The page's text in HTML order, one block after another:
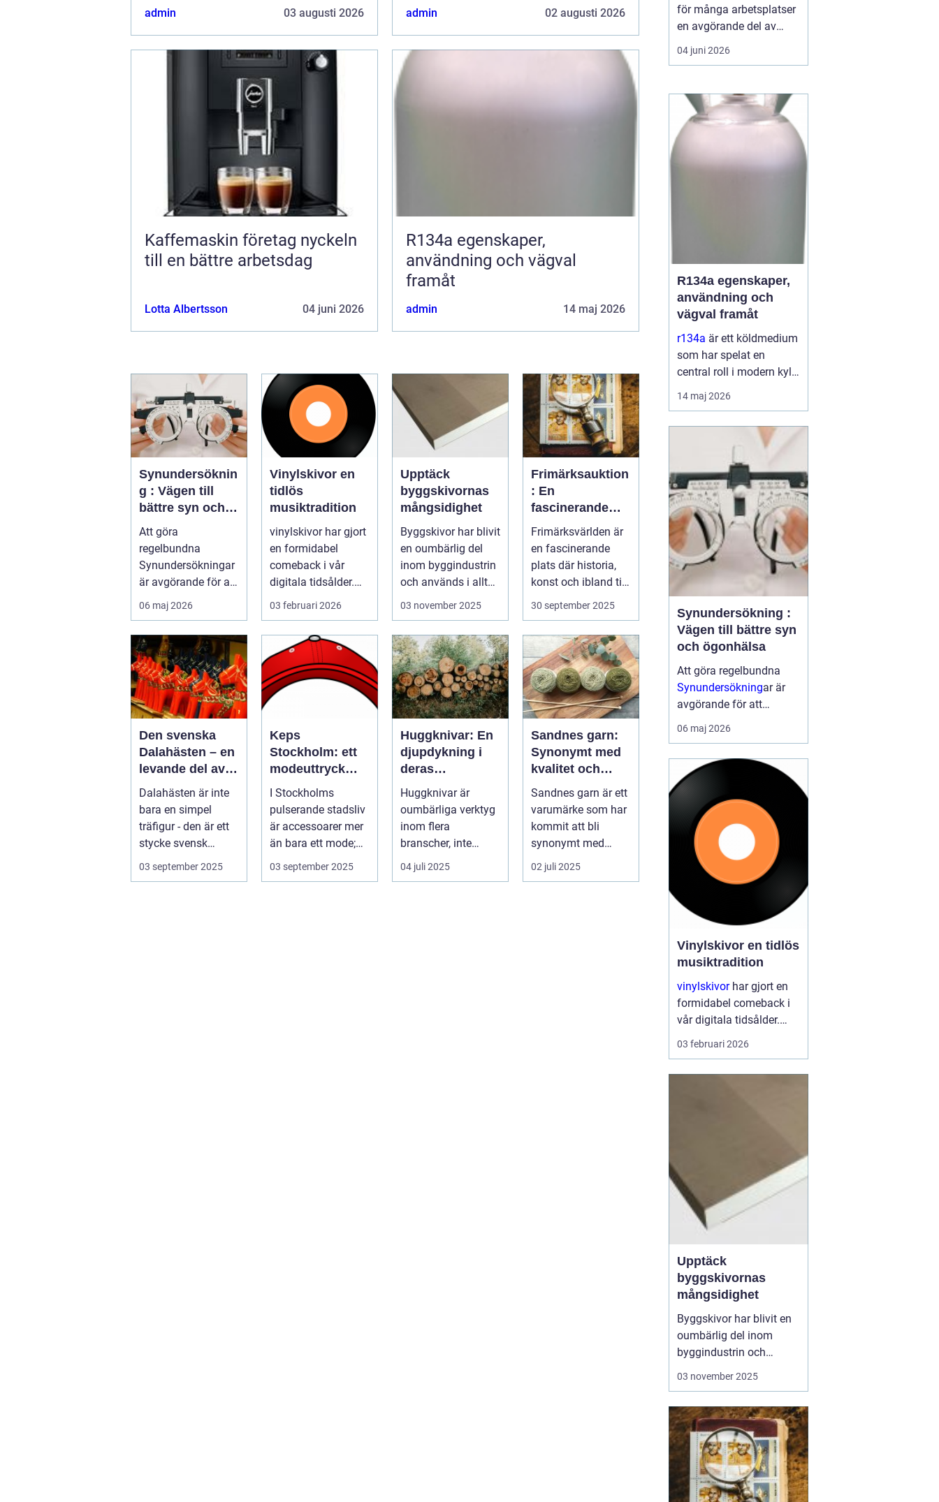
admin 03 augusti 2026 admin 02 augusti 2026
Kaffemaskin företag nyckeln
till en bättre arbetsdag
Lotta Albertsson 04 juni 2026
R134a egenskaper,
användning och vägval
framåt
admin 14 maj 2026
Synundersöknin
g : Vägen till
bättre syn och
ögonhälsa
Att göra
regelbundna
Synundersökningar
är avgörande för att
upptäcka s...
06 maj 2026
Vinylskivor en
tidlös
musiktradition
vinylskivor har gjort
en formidabel
comeback i vår
digitala tidsålder.
Trots att
m...
03 februari 2026
Upptäck
byggskivornas
mångsidighet
Byggskivor har blivit
en oumbärlig del
inom byggindustrin
och används i allt
från bo...
03 november 2025
Frimärksauktion
: En
fascinerande
värld av historia
och samlande
Frimärksvärlden är
en fascinerande
plats där historia,
konst och ibland till
30 september 2025
Den svenska
Dalahästen – en
levande del av
Sveriges
kulturhistoria.
Dalahästen är inte
bara en simpel
träfigur - den är ett
stycke svensk
kulturhist...
03 september 2025
Keps
Stockholm: ett
modeuttryck
med historia
I Stockholms
pulserande stadsliv
är accessoarer mer
än bara ett mode;
de är uttryck f...
03 september 2025
Huggknivar: En
djupdykning i
deras
användning och
betydelse
Huggknivar är
oumbärliga verktyg
inom flera
branscher, inte
minst inom
skogsindustrin och
04 juli 2025
Sandnes garn:
Synonymt med
kvalitet och
tradition
Sandnes garn är ett
varumärke som har
kommit att bli
synonymt med
kvalitet och
tradition i...
02 juli 2025
för många arbetsplatser
en avgörande del av
vardagen. Kaffe har
blivit en naturlig
medarbetare mötas,
hämta energi och skapa
nya idéer. En
kaffelösning handlar
04 juni 2026
R134a egenskaper,
användning och
vägval framåt
r134a är ett köldmedium
som har spelat en
central roll i modern kyl-
luftkonditioneringsteknik
används i allt från bilars
frysanläggningar och
medicinteknisk ut...
14 maj 2026
Synundersökning :
Vägen till bättre syn
och ögonhälsa
Att göra regelbundna
Synundersökningar är
avgörande för att
upptäcka synfel i tid
samt för att identifiera
ögonsjukdomar. En
synundersökning ka...
06 maj 2026
Vinylskivor en tidlös
musiktradition
vinylskivorhar gjort en
formidabel comeback i
vår digitala tidsålder.
Trots att
03 februari 2026
Upptäck
byggskivornas
mångsidighet
Byggskivor har blivit en
oumbärlig del inom
byggindustrin och
används i allt från
byggnader. Dessa
mångsidiga material
erbjuder en rad olika
fördelar, inklusive styrka,
hållbarhet och ...
03 november 2025